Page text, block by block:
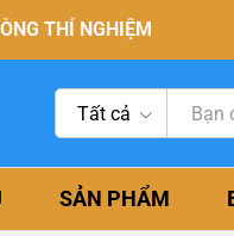
THÍ NGHIỆM
Tất cả
SẢN PHẨM